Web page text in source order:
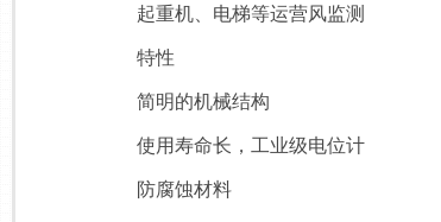
起重机、电梯等运营风监测
特性
简明的机械结构
使用寿命长，工业级电位计
防腐蚀材料